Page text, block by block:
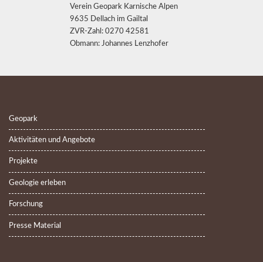
Verein Geopark Karnische Alpen
9635 Dellach im Gailtal
ZVR-Zahl: 0270 42581
Obmann: Johannes Lenzhofer
Geopark
Aktivitäten und Angebote
Projekte
Geologie erleben
Forschung
Presse Material